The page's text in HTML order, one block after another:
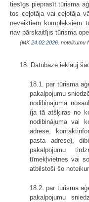
tiesīgs pieprasīt tūrisma
tos ceļotāja vai ceļotāja
neveiktiem kompleksiem
nav pārskaitījis tūrisma
(MK24.02.2026. noteikumu
18. Datubāzē iekļauj
18.1. par tūrisma
pakalpojumu
nodibinājuma
(ja tā atšķiras no
nodibinājuma vai
adrese,
pasta adrese),
pakalpojumu
tīmekļvietnes vai
atbilstoši šo
18.2. par tūrisma
pakalpojumu